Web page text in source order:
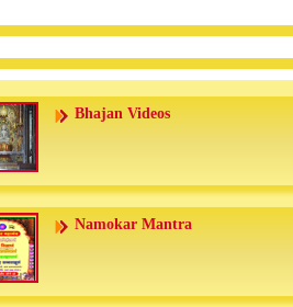
Bhajan Videos
Namokar Mantra